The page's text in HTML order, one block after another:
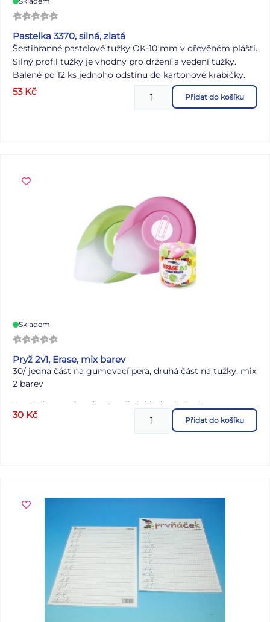
Pastelka 3370, silná, zlatá
Šestihranné pastelové tužky OK-10 mm v dřevěném plášti.
Silný profil tužky je vhodný pro držení a vedení tužky.
Balené po 12 ks jednoho odstínu do kartonové krabičky.
Jsou vhodné jak pro školní použití, tak i umělecké
53 Kč Přidat do košíku
Skladem
Pryž 2v1, Erase, mix barev
30/ jedna část na gumovací pera, druhá část na tužky, mix
2 barev
Dodáváno v mixu dle aktuální skladové zásoby
30 Kč Přidat do košíku